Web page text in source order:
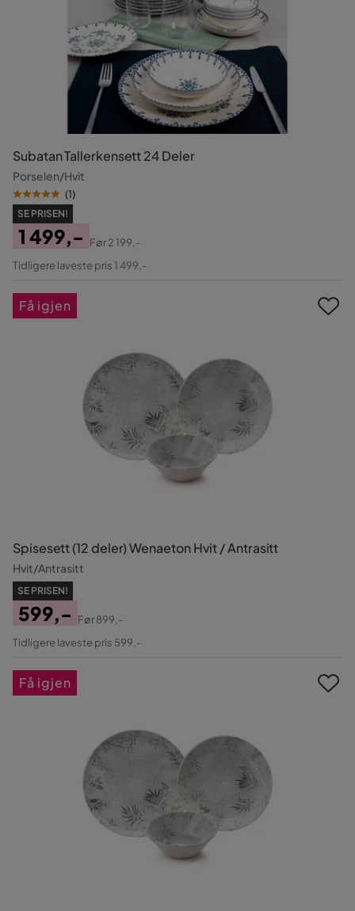
Subatan Tallerkensett 24 Deler
Porselen/Hvit
(1)
SE PRISEN!
Pris
1 499,-
Original
Før2 199,-
Tidligere laveste pris 1 499,-
Spisesett (12 deler) Wenaeton Hvit / Antrasitt
Hvit/Antrasitt
SE PRISEN!
Pris
599,-
Original
Før899,-
Tidligere laveste pris 599,-
Få igjen
Få igjen